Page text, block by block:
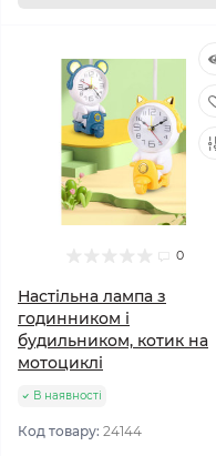
0
Настільна лампа з
годинником і
будильником, котик на
мотоциклі
В наявності
Код товару: 24144